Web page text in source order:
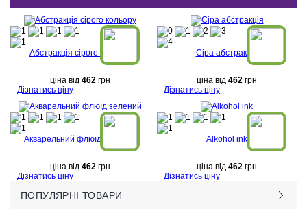
Абстракція сірого кольору
ціна від 462 грн
Дізнатись ціну
Сіра абстракція
ціна від 462 грн
Дізнатись ціну
Акварельний флюїд зелений
ціна від 462 грн
Дізнатись ціну
Alkohol ink
ціна від 462 грн
Дізнатись ціну
ПОПУЛЯРНІ ТОВАРИ